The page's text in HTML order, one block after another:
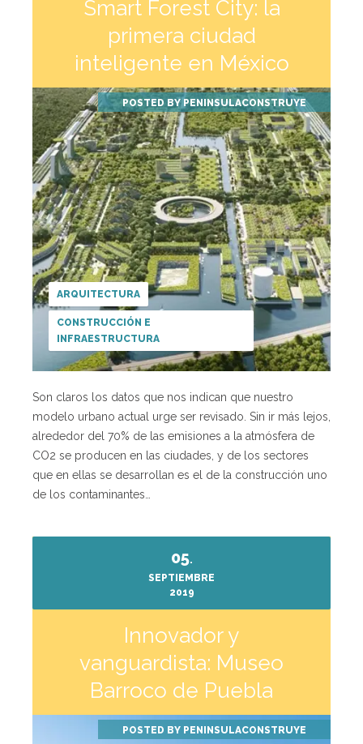
Smart Forest City: la
primera ciudad
inteligente en México
POSTED BY PENINSULACONSTRUYE
ARQUITECTURA
CONSTRUCCIÓN E
INFRAESTRUCTURA
Son claros los datos que nos indican que nuestro
modelo urbano actual urge ser revisado. Sin ir más lejos,
alrededor del 70% de las emisiones a la atmósfera de
CO2 se producen en las ciudades, y de los sectores
que en ellas se desarrollan es el de la construcción uno
de los contaminantes…
05.
SEPTIEMBRE
2019
Innovador y
vanguardista: Museo
Barroco de Puebla
POSTED BY PENINSULACONSTRUYE